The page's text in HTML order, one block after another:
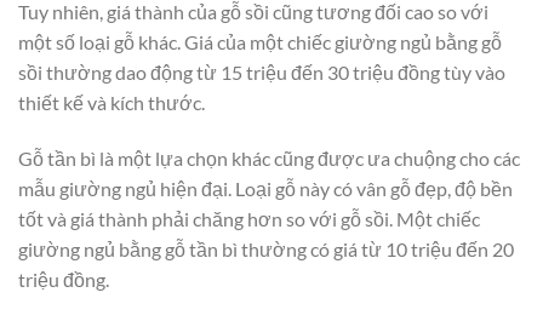
Tuy nhiên, giá thành của gỗ sồi cũng tương đối cao so với
một số loại gỗ khác. Giá của một chiếc giường ngủ bằng gỗ
sồi thường dao động từ 15 triệu đến 30 triệu đồng tùy vào
thiết kế và kích thước.
Gỗ tần bì là một lựa chọn khác cũng được ưa chuộng cho các
mẫu giường ngủ hiện đại. Loại gỗ này có vân gỗ đẹp, độ bền
tốt và giá thành phải chăng hơn so với gỗ sồi. Một chiếc
giường ngủ bằng gỗ tần bì thường có giá từ 10 triệu đến 20
triệu đồng.